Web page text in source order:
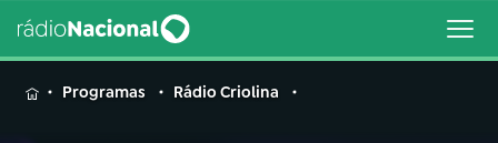
MENUProgramas Rádio Criolina